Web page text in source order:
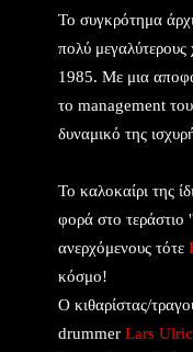
Το συγκρότημα
πολύ
1985. Με μια
το management του
δυναμικό της
Το καλοκαίρι της
φορά στο τεράστιο ''
ανερχόμενους τότε
κόσμο!
Ο κιθαρίστας/
drummer Lars